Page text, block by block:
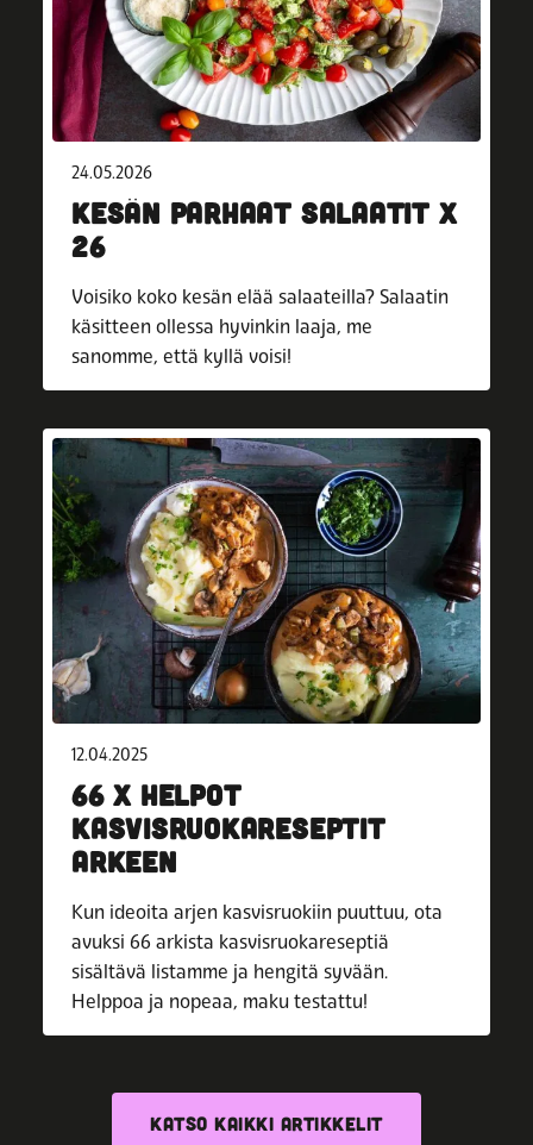
24.05.2026
KESÄN PARHAAT SALAATIT X
26
Voisiko koko kesän elää salaateilla? Salaatin
käsitteen ollessa hyvinkin laaja, me
sanomme, että kyllä voisi!
12.04.2025
66 X HELPOT
KASVISRUOKARESEPTIT
ARKEEN
Kun ideoita arjen kasvisruokiin puuttuu, ota
avuksi 66 arkista kasvisruokareseptiä
sisältävä listamme ja hengitä syvään.
Helppoa ja nopeaa, maku testattu!
KATSO KAIKKI ARTIKKELIT